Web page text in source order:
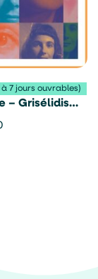
à 7 jours ouvrables)
– Grisélidis